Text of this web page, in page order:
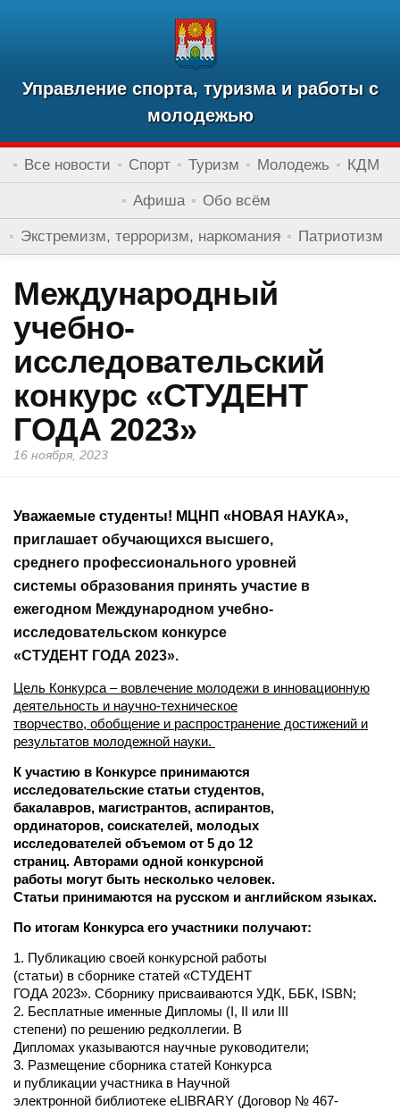
Управление спорта, туризма и работы с
молодежью
Все новости Спорт Туризм Молодежь КДМ
Афиша Обо всём
Экстремизм, терроризм, наркомания Патриотизм
Международный
учебно-
исследовательский
конкурс «СТУДЕНТ
ГОДА 2023»
16 ноября, 2023
Уважаемые студенты! МЦНП «НОВАЯ НАУКА»,
приглашает обучающихся высшего,
среднего профессионального уровней
системы образования принять участие в
ежегодном Международном учебно-
исследовательском конкурсе
«СТУДЕНТ ГОДА 2023».
Цель Конкурса – вовлечение молодежи в инновационную
деятельность и научно-техническое
творчество, обобщение и распространение достижений и
результатов молодежной науки.
К участию в Конкурсе принимаются
исследовательские статьи студентов,
бакалавров, магистрантов, аспирантов,
ординаторов, соискателей, молодых
исследователей объемом от 5 до 12
страниц. Авторами одной конкурсной
работы могут быть несколько человек.
Статьи принимаются на русском и английском языках.
По итогам Конкурса его участники получают:
1. Публикацию своей конкурсной работы
(статьи) в сборнике статей «СТУДЕНТ
ГОДА 2023». Сборнику присваиваются УДК, ББК, ISBN;
2. Бесплатные именные Дипломы (I, II или III
степени) по решению редколлегии. В
Дипломах указываются научные руководители;
3. Размещение сборника статей Конкурса
и публикации участника в Научной
электронной библиотеке eLIBRARY (Договор № 467-